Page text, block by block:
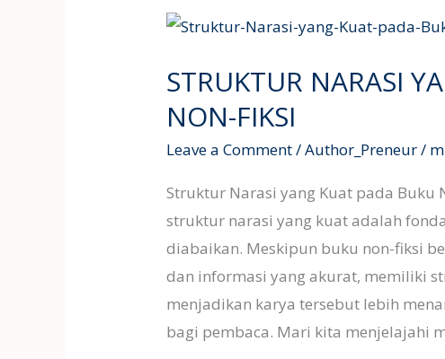
STRUKTUR NARASI
NON-FIKSI
Leave a Comment/Author_Preneur/
Struktur Narasi yang Kuat pada Buku
struktur narasi yang kuat adalah
diabaikan. Meskipun buku non-fiksi
dan informasi yang akurat, memiliki
menjadikan karya tersebut lebih
bagi pembaca. Mari kita menjelajahi
STRUKTUR
YANG
KUAT
NON-
FIKSI